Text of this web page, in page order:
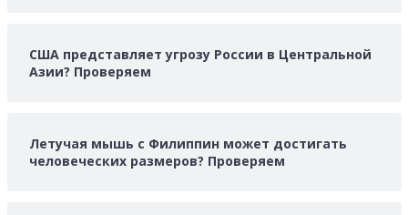
США представляет угрозу России в Центральной
Азии? Проверяем
Летучая мышь с Филиппин может достигать
человеческих размеров? Проверяем